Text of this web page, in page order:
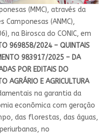
(MMC), através da
Camponesas (ANMC),
na Birosca do CONIC, em
969858/2024 – QUINTAIS
983917/2025 – DA
POR EDITAIS DO
AGRÁRIO E AGRICULTURA
na garantia da
econômica com geração
das florestas, das águas,
no